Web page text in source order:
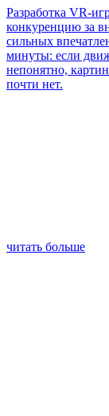
Разработка VR-
конкуренцию за
сильных
минуты: если
непонятно,
почти нет.
читать больше